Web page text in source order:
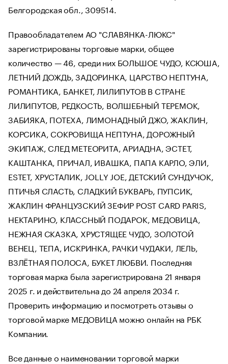
Белгородская обл., 309514.
Правообладателем АО "СЛАВЯНКА-ЛЮКС"
зарегистрированы торговые марки, общее
количество — 46, среди них БОЛЬШОЕ ЧУДО, КСЮША,
ЛЕТНИЙ ДОЖДЬ, ЗАДОРИНКА, ЦАРСТВО НЕПТУНА,
РОМАНТИКА, БАНКЕТ, ЛИЛИПУТОВ В СТРАНЕ
ЛИЛИПУТОВ, РЕДКОСТЬ, ВОЛШЕБНЫЙ ТЕРЕМОК,
ЗАБИЯКА, ПОТЕХА, ЛИМОНАДНЫЙ ДЖО, ЖАКЛИН,
КОРСИКА, СОКРОВИЩА НЕПТУНА, ДОРОЖНЫЙ
ЭКИПАЖ, СЛЕД МЕТЕОРИТА, АРИАДНА, ЭСТЕТ,
КАШТАНКА, ПРИЧАЛ, ИВАШКА, ПАПА КАРЛО, ЭЛИ,
ESTET, ХРУСТАЛИК, JOLLY JOE, ДЕТСКИЙ СУНДУЧОК,
ПТИЧЬЯ СЛАСТЬ, СЛАДКИЙ БУКВАРЬ, ПУПСИК,
ЖАКЛИН ФРАНЦУЗСКИЙ ЗЕФИР POST CARD PARIS,
НЕКТАРИНО, КЛАССНЫЙ ПОДАРОК, МЕДОВИЦА,
НЕЖНАЯ СКАЗКА, ХРУСТЯЩЕЕ ЧУДО, ЗОЛОТОЙ
ВЕНЕЦ, ТЕПА, ИСКРИНКА, РАЧКИ ЧУДАКИ, ЛЕЛЬ,
ВЗЛЁТНАЯ ПОЛОСА, БУКЕТ ЛЮБВИ. Последняя
торговая марка была зарегистрирована 21 января
2025 г. и действительна до 24 апреля 2034 г.
Проверить информацию и посмотреть отзывы о
торговой марке МЕДОВИЦА можно онлайн на РБК
Компании.
Все данные о наименовании торговой марки